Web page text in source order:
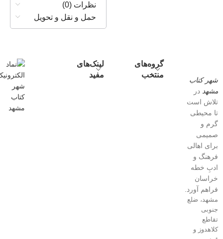
نظرات (0)
حمل و نقل و تحویل
شهر کتاب
مشهد در
تلاش است
تا محیطی
گرم و
صمیمی
برای اهالی
فرهنگ و
ادبِ خطه
خراسان
فراهم آورد.
مشهد، ضلع
جنوبی
تقاطع
کلاهدوز و
گروه‌های
منتخب
لینک‌های
مفید